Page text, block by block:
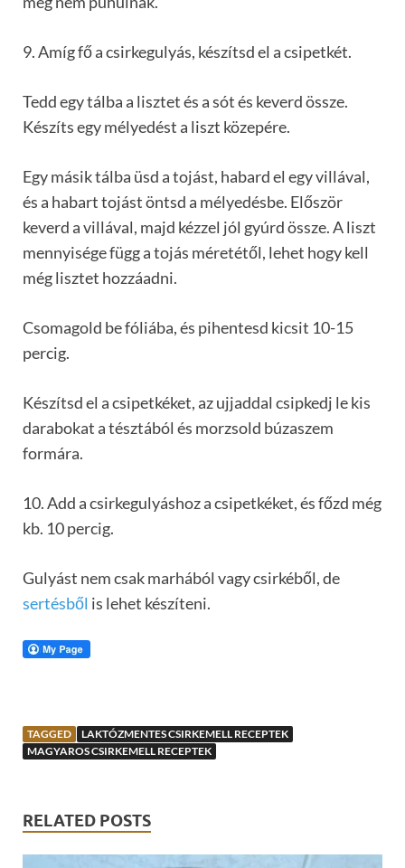
9. Amíg fő a csirkegulyás, készítsd el a csipetkét.
Tedd egy tálba a lisztet és a sót és keverd össze.
Készíts egy mélyedést a liszt közepére.
Egy másik tálba üsd a tojást, habard el egy villával,
és a habart tojást öntsd a mélyedésbe. Először
keverd a villával, majd kézzel jól gyúrd össze. A liszt
mennyisége függ a tojás méretétől, lehet hogy kell
még lisztet hozzáadni.
Csomagold be fóliába, és pihentesd kicsit 10-15
percig.
Készítsd el a csipetkéket, az ujjaddal csipkedj le kis
darabokat a tésztából és morzsold búzaszem
formára.
10. Add a csirkegulyáshoz a csipetkéket, és főzd még
kb. 10 percig.
Gulyást nem csak marhából vagy csirkéből, de
sertésből is lehet készíteni.
TAGGED
LAKTÓZMENTES CSIRKEMELL RECEPTEK
MAGYAROS CSIRKEMELL RECEPTEK
RELATED POSTS